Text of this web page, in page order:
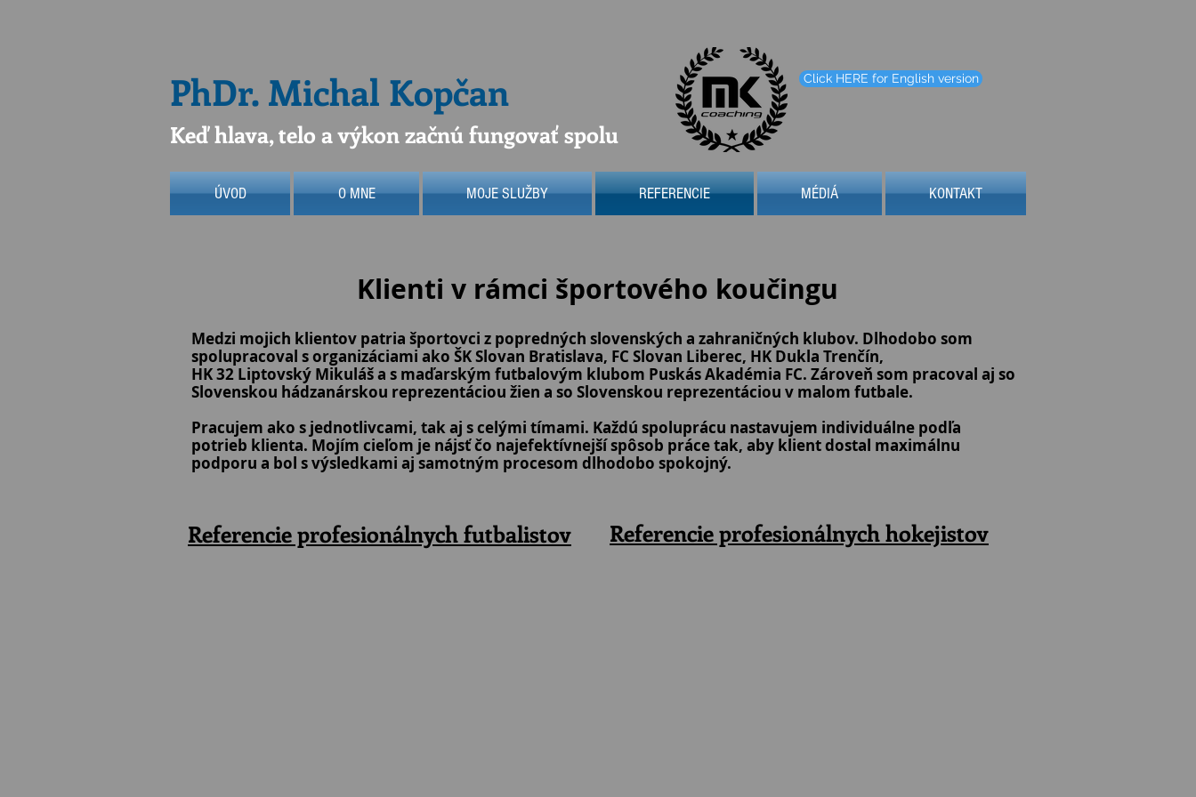
PhDr. Michal Kopčan
Keď hlava, telo a výkon začnú fungovať spolu
Click HERE for English version
ÚVOD O MNE MOJE SLUŽBY REFERENCIE MÉDIÁ KONTAKT
Klienti v rámci športového koučingu
Medzi mojich klientov patria športovci z popredných slovenských a zahraničných klubov. Dlhodobo som
spolupracoval s organizáciami ako ŠK Slovan Bratislava, FC Slovan Liberec, HK Dukla Trenčín,
HK 32 Liptovský Mikuláš a s maďarským futbalovým klubom Puskás Akadémia FC. Zároveň som pracoval aj so
Slovenskou hádzanárskou reprezentáciou žien a so Slovenskou reprezentáciou v malom futbale.
Pracujem ako s jednotlivcami, tak aj s celými tímami. Každú spoluprácu nastavujem individuálne podľa
potrieb klienta. Mojím cieľom je nájsť čo najefektívnejší spôsob práce tak, aby klient dostal maximálnu
podporu a bol s výsledkami aj samotným procesom dlhodobo spokojný.
Referencie profesionálnych futbalistov Referencie profesionálnych hokejistov